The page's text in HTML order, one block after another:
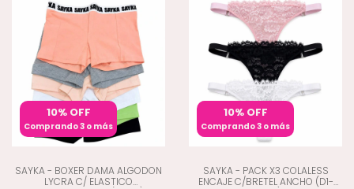
10% OFF
Comprando 3 o más
SAYKA - BOXER DAMA ALGODON
LYCRA C/ ELASTICO
10% OFF
Comprando 3 o más
SAYKA - PACK X3 COLALESS
ENCAJE C/BRETEL ANCHO (D1-